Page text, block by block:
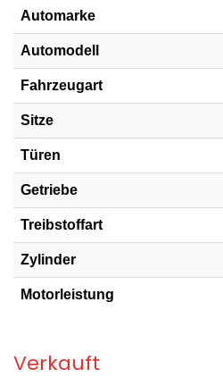
Automarke
Automodell
Fahrzeugart
Sitze
Türen
Getriebe
Treibstoffart
Zylinder
Motorleistung
Verkauft